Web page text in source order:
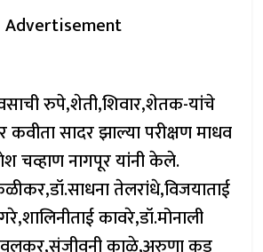
Advertisement
रुपे,शेती,शिवार,शेतक-यांचे
कवीता सादर झाल्या परीक्षण माधव
चव्हाण नागपूर यांनी केले.
तेलरांधे,विजयाताई
कावरे,डॉ.मोनाली